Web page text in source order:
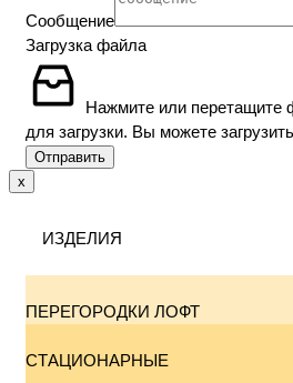
Сообщение
Загрузка файла
Нажмите или перетащите
для загрузки. Вы можете
Отправить
x
ИЗДЕЛИЯ
ПЕРЕГОРОДКИ ЛОФТ
СТАЦИОНАРНЫЕ